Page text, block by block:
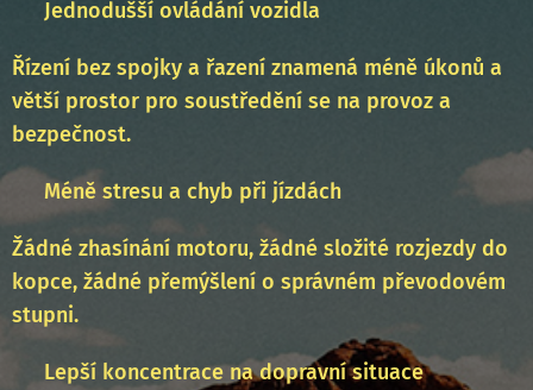
Jednodušší ovládání vozidla
Řízení bez spojky a řazení znamená méně úkonů a
větší prostor pro soustředění se na provoz a
bezpečnost.
✅ Méně stresu a chyb při jízdách
Žádné zhasínání motoru, žádné složité rozjezdy do
kopce, žádné přemýšlení o správném převodovém
stupni.
✅ Lepší koncentrace na dopravní situace